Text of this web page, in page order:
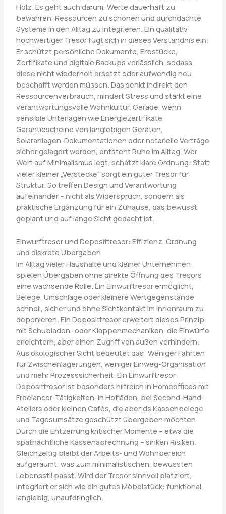
Holz. Es geht auch darum, Werte dauerhaft zu
bewahren, Ressourcen zu schonen und durchdachte
Systeme in den Alltag zu integrieren. Ein qualitativ
hochwertiger Tresor fügt sich in dieses Verständnis ein:
Er schützt persönliche Dokumente, Erbstücke,
Zertifikate und digitale Backups verlässlich, sodass
diese nicht wiederholt ersetzt oder aufwendig neu
beschafft werden müssen. Das senkt indirekt den
Ressourcenverbrauch, mindert Stress und stärkt eine
verantwortungsvolle Wohnkultur. Gerade, wenn
sensible Unterlagen wie Energiezertifikate,
Garantiescheine von langlebigen Geräten,
Solaranlagen-Dokumentationen oder notarielle Verträge
sicher gelagert werden, entsteht Ruhe im Alltag. Wer
Wert auf Minimalismus legt, schätzt klare Ordnung: Statt
vieler kleiner „Verstecke“ sorgt ein guter Tresor für
Struktur. So treffen Design und Verantwortung
aufeinander – nicht als Widerspruch, sondern als
praktische Ergänzung für ein Zuhause, das bewusst
geplant und auf lange Sicht gedacht ist.
Einwurftresor und Deposittresor: Effizienz, Ordnung
und diskrete Übergaben
Im Alltag vieler Haushalte und kleiner Unternehmen
spielen Übergaben ohne direkte Öffnung des Tresors
eine wachsende Rolle. Ein Einwurftresor ermöglicht,
Belege, Umschläge oder kleinere Wertgegenstände
schnell, sicher und ohne Sichtkontakt im Innenraum zu
deponieren. Ein Deposittresor erweitert dieses Prinzip
mit Schubladen- oder Klappenmechaniken, die Einwürfe
erleichtern, aber einen Zugriff von außen verhindern.
Aus ökologischer Sicht bedeutet das: Weniger Fahrten
für Zwischenlagerungen, weniger Einweg-Organisation
und mehr Prozesssicherheit. Ein Einwurftresor
Deposittresor ist besonders hilfreich in Homeoffices mit
Freelancer-Tätigkeiten, in Hofläden, bei Second-Hand-
Ateliers oder kleinen Cafés, die abends Kassenbelege
und Tagesumsätze geschützt übergeben möchten.
Durch die Entzerrung kritischer Momente – etwa die
spätnächtliche Kassenabrechnung – sinken Risiken.
Gleichzeitig bleibt der Arbeits- und Wohnbereich
aufgeräumt, was zum minimalistischen, bewussten
Lebensstil passt. Wird der Tresor sinnvoll platziert,
integriert er sich wie ein gutes Möbelstück: funktional,
langlebig, unaufdringlich.